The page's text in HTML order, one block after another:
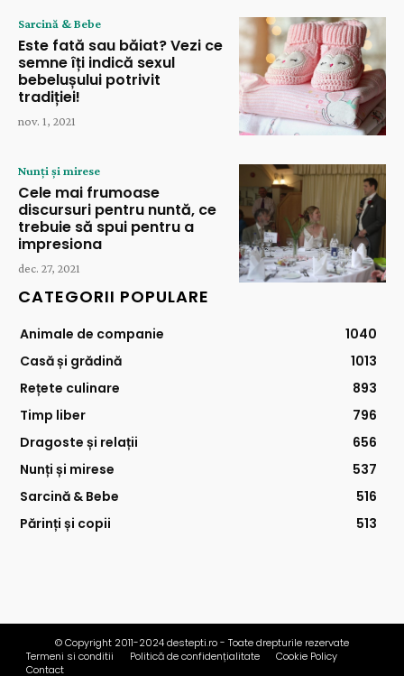
Sarcină & Bebe
Este fată sau băiat? Vezi ce
semne îți indică sexul
bebelușului potrivit
tradiției!
nov. 1, 2021
Nunți și mirese
Cele mai frumoase
discursuri pentru nuntă, ce
trebuie să spui pentru a
impresiona
dec. 27, 2021
CATEGORII POPULARE
Animale de companie
1040
Casă și grădină
1013
Rețete culinare
893
Timp liber
796
Dragoste și relații
656
Nunți și mirese
537
Sarcină & Bebe
516
Părinți și copii
513
© Copyright 2011-2024 destepti.ro - Toate drepturile rezervate
Termeni si conditii
Politică de confidențialitate
Cookie Policy
Contact